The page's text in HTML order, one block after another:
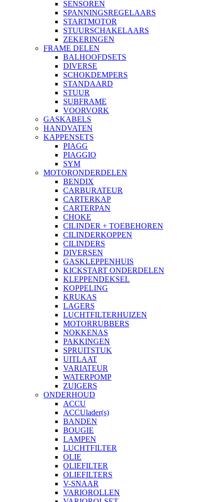
SENSOREN
SPANNINGSREGELAARS
STARTMOTOR
STUURSCHAKELAARS
ZEKERINGEN
FRAME DELEN
BALHOOFDSETS
DIVERSE
SCHOKDEMPERS
STANDAARD
STUUR
SUBFRAME
VOORVORK
GASKABELS
HANDVATEN
KAPPENSETS
PIAGG
PIAGGIO
SYM
MOTORONDERDELEN
BENDIX
CARBURATEUR
CARTERKAP
CARTERPAN
CHOKE
CILINDER + TOEBEHOREN
CILINDERKOPPEN
CILINDERS
DIVERSEN
GASKLEPPENHUIS
KICKSTART ONDERDELEN
KLEPPENDEKSEL
KOPPELING
KRUKAS
LAGERS
LUCHTFILTERHUIZEN
MOTORRUBBERS
NOKKENAS
PAKKINGEN
SPRUITSTUK
UITLAAT
VARIATEUR
WATERPOMP
ZUIGERS
ONDERHOUD
ACCU
ACCUlader(s)
BANDEN
BOUGIE
LAMPEN
LUCHTFILTER
OLIE
OLIEFILTER
OLIEFILTERS
V-SNAAR
VARIOROLLEN